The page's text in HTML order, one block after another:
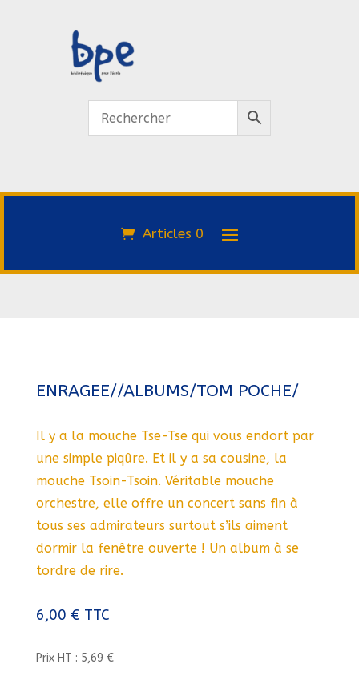
Articles 0
ENRAGEE//ALBUMS/TOM POCHE/
Il y a la mouche Tse-Tse qui vous endort par
une simple piqûre. Et il y a sa cousine, la
mouche Tsoin-Tsoin. Véritable mouche
orchestre, elle offre un concert sans fin à
tous ses admirateurs surtout s’ils aiment
dormir la fenêtre ouverte ! Un album à se
tordre de rire.
6,00 € TTC
Prix HT : 5,69 €